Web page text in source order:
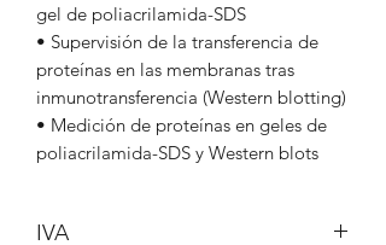
gel de poliacrilamida-SDS
• Supervisión de la transferencia de
proteínas en las membranas tras
inmunotransferencia (Western blotting)
• Medición de proteínas en geles de
poliacrilamida-SDS y Western blots
IVA